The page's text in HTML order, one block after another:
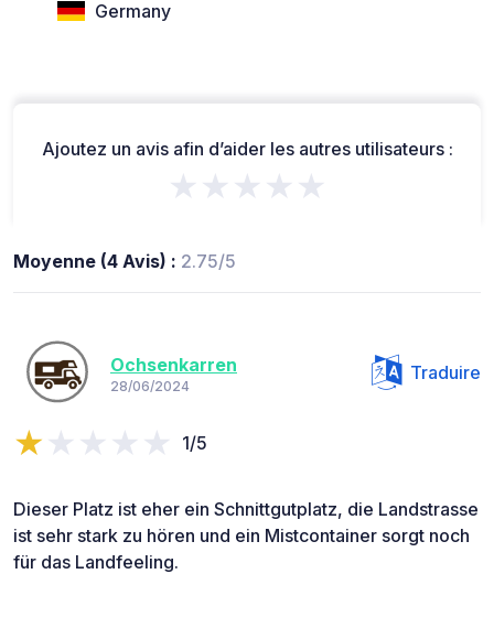
Germany
Ajoutez un avis afin d’aider les autres utilisateurs :
★★★★★
Moyenne (4 Avis) : 2.75/5
Ochsenkarren
28/06/2024
Traduire
1/5
Dieser Platz ist eher ein Schnittgutplatz, die Landstrasse
ist sehr stark zu hören und ein Mistcontainer sorgt noch
für das Landfeeling.